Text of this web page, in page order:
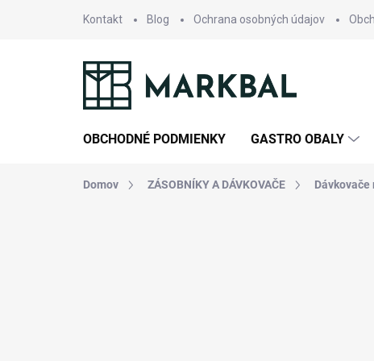
Kontakt Blog Ochrana osobných údajov
OBCHODNÉ PODMIENKY GASTRO OBALY
Domov ZÁSOBNÍKY A DÁVKOVAČE